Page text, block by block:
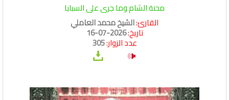
محنة الشام وما جرى على السبايا
القارئ:الشيخ محمد العاملي
تاريخ:2026-07-16
عدد الزوار:305